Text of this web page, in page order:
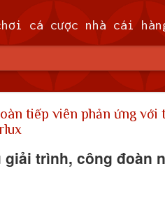
tiếp viên phản ứng với
trình, công đoàn
cược khác nhau. Nạp tiền tại 7-Eleven, Family Mart, Okmart, Hilife, ATM. Rút tiền 24h không giới hạn. Uy tín khi
5 tàu hải quân Trung
máy bay quân sự và
khoảng thời gian từ